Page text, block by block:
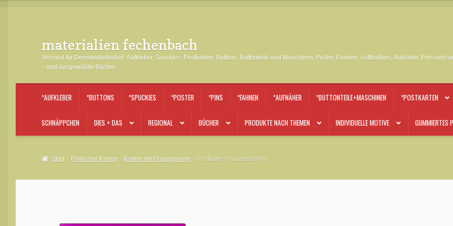
Navigation
springen
Inhalt
springen
materialien fechenbach
Versand für Demokratiebedarf: Aufkleber, Spuckies, Postkarten, Buttons, Buttonteile und Maschinen, Poster, Fahnen, Luftballons, Aufnäher, Pins und
– und ausgewählte Bücher
*AUFKLEBER *BUTTONS *SPUCKIES *POSTER *PINS *FAHNEN *AUFNÄHER *BUTTONTEILE+MASCHINEN *POSTKARTEN
SCHNÄPPCHEN DIES + DAS REGIONAL BÜCHER PRODUKTE NACH THEMEN INDIVIDUELLE MOTIVE GUMMIERTES
Start Politische Karten Karten mit Frauenpower Postkarte: Frauenzeichen